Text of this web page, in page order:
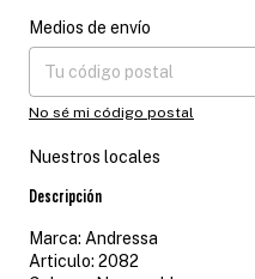
Entregas para el CP:
Medios de envío
No sé mi código postal
Nuestros locales
Descripción
Marca: Andressa
Articulo: 2082